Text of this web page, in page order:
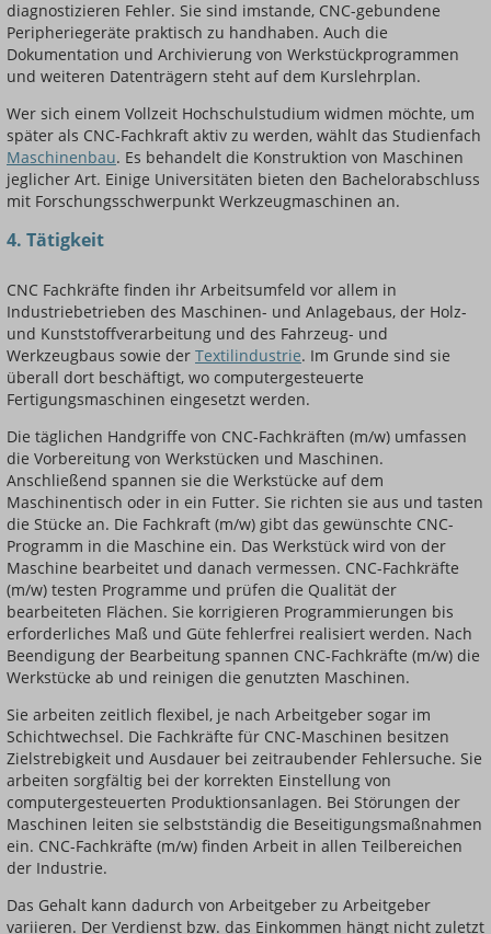
diagnostizieren Fehler. Sie sind imstande, CNC-gebundene
Peripheriegeräte praktisch zu handhaben. Auch die
Dokumentation und Archivierung von Werkstückprogrammen
und weiteren Datenträgern steht auf dem Kurslehrplan.
Wer sich einem Vollzeit Hochschulstudium widmen möchte, um
später als CNC-Fachkraft aktiv zu werden, wählt das Studienfach
Maschinenbau. Es behandelt die Konstruktion von Maschinen
jeglicher Art. Einige Universitäten bieten den Bachelorabschluss
mit Forschungsschwerpunkt Werkzeugmaschinen an.
4. Tätigkeit
CNC Fachkräfte finden ihr Arbeitsumfeld vor allem in
Industriebetrieben des Maschinen- und Anlagebaus, der Holz-
und Kunststoffverarbeitung und des Fahrzeug- und
Werkzeugbaus sowie der Textilindustrie. Im Grunde sind sie
überall dort beschäftigt, wo computergesteuerte
Fertigungsmaschinen eingesetzt werden.
Die täglichen Handgriffe von CNC-Fachkräften (m/w) umfassen
die Vorbereitung von Werkstücken und Maschinen.
Anschließend spannen sie die Werkstücke auf dem
Maschinentisch oder in ein Futter. Sie richten sie aus und tasten
die Stücke an. Die Fachkraft (m/w) gibt das gewünschte CNC-
Programm in die Maschine ein. Das Werkstück wird von der
Maschine bearbeitet und danach vermessen. CNC-Fachkräfte
(m/w) testen Programme und prüfen die Qualität der
bearbeiteten Flächen. Sie korrigieren Programmierungen bis
erforderliches Maß und Güte fehlerfrei realisiert werden. Nach
Beendigung der Bearbeitung spannen CNC-Fachkräfte (m/w) die
Werkstücke ab und reinigen die genutzten Maschinen.
Sie arbeiten zeitlich flexibel, je nach Arbeitgeber sogar im
Schichtwechsel. Die Fachkräfte für CNC-Maschinen besitzen
Zielstrebigkeit und Ausdauer bei zeitraubender Fehlersuche. Sie
arbeiten sorgfältig bei der korrekten Einstellung von
computergesteuerten Produktionsanlagen. Bei Störungen der
Maschinen leiten sie selbstständig die Beseitigungsmaßnahmen
ein. CNC-Fachkräfte (m/w) finden Arbeit in allen Teilbereichen
der Industrie.
Das Gehalt kann dadurch von Arbeitgeber zu Arbeitgeber
variieren. Der Verdienst bzw. das Einkommen hängt nicht zuletzt